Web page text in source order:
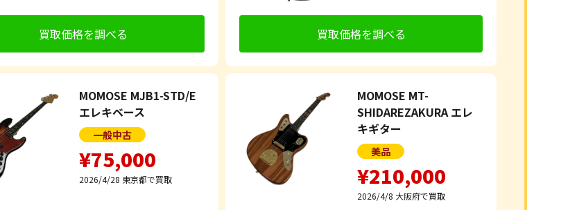
買取価格を調べる 買取価格を調べる
MOMOSE MJB1-STD/E
エレキベース
一般中古
¥75,000
2026/4/28 東京都で買取
MOMOSE MT-
SHIDAREZAKURA エレ
キギター
美品
¥210,000
2026/4/8 大阪府で買取